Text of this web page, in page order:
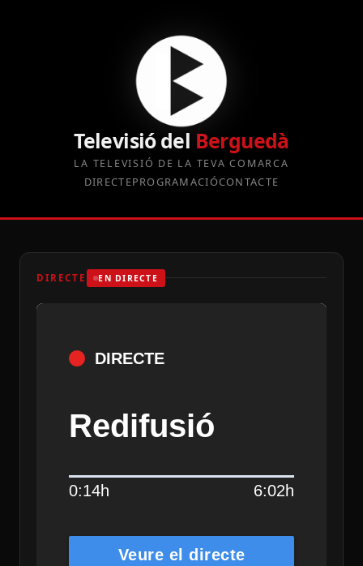
Televisió del Berguedà
LA TELEVISIÓ DE LA TEVA COMARCA
DIRECTEPROGRAMACIÓCONTACTE
DIRECTE EN DIRECTE
DIRECTE
Redifusió
0:14h 6:02h
Veure el directe